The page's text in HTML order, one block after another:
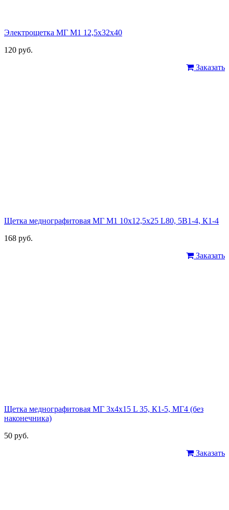
Электрощетка МГ М1 12,5х32х40
120 руб.
Заказать
Щетка меднографитовая МГ М1 10х12,5х25 L80, 5В1-4, К1-4
168 руб.
Заказать
Щетка меднографитовая МГ 3х4х15 L 35, К1-5, МГ4 (без
наконечника)
50 руб.
Заказать